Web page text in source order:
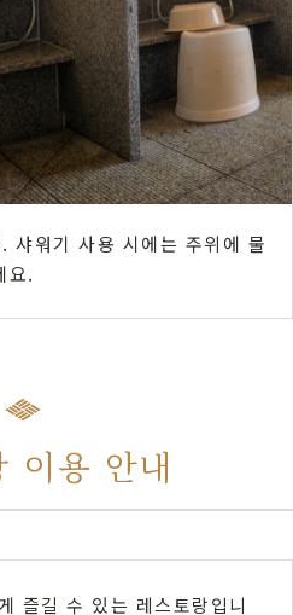
샤워기 사용 시에는 주위에 물
요.
이용 안내
즐길 수 있는 레스토랑입니